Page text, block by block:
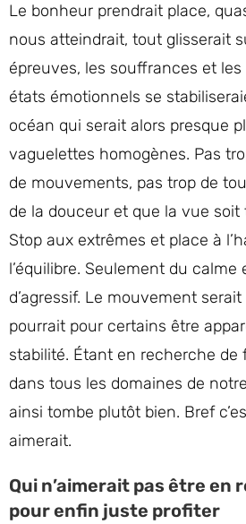
Le bonheur prendrait place,
nous atteindrait, tout glisserait
épreuves, les souffrances et les
états émotionnels se
océan qui serait alors presque
vaguelettes homogènes. Pas
de mouvements, pas trop de
de la douceur et que la vue soit
Stop aux extrêmes et place à
l’équilibre. Seulement du calme
d’agressif. Le mouvement
pourrait pour certains être
stabilité. Étant en recherche de
dans tous les domaines de
ainsi tombe plutôt bien. Bref
aimerait.
Qui n’aimerait pas être en
pour enfin juste profiter